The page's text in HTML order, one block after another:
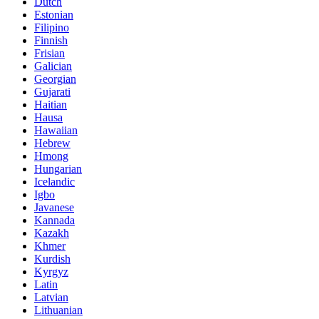
Estonian
Filipino
Finnish
Frisian
Galician
Georgian
Gujarati
Haitian
Hausa
Hawaiian
Hebrew
Hmong
Hungarian
Icelandic
Igbo
Javanese
Kannada
Kazakh
Khmer
Kurdish
Kyrgyz
Latin
Latvian
Lithuanian